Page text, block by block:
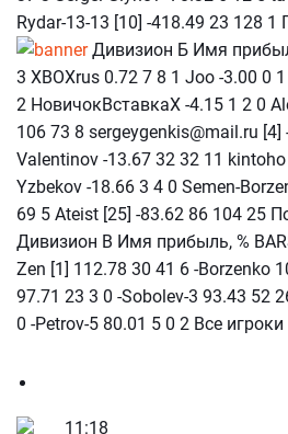
Rydar-13-13 [10] -418.49 23 128 1
Дивизион Б Имя
3 XBOXrus 0.72 7 8 1 Joo -3.00 0
2 НовичокВставкаХ -4.15 1 2 0
106 73 8 sergeygenkis@mail.ru
Valentinov -13.67 32 32 11
Yzbekov -18.66 3 4 0 Semen-
69 5 Ateist [25] -83.62 86 104 25
Дивизион В Имя прибыль, %
Zen [1] 112.78 30 41 6 -Borzenko
97.71 23 3 0 -Sobolev-3 93.43 52
0 -Petrov-5 80.01 5 0 2 Все
11:18